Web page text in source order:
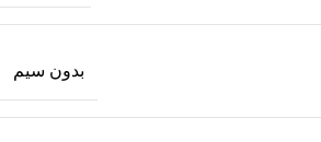
بدون سیم